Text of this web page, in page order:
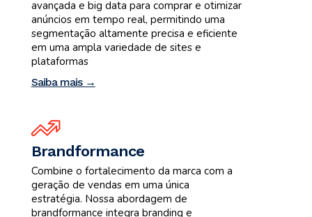
avançada e big data para comprar e otimizar
anúncios em tempo real, permitindo uma
segmentação altamente precisa e eficiente
em uma ampla variedade de sites e
plataformas
Saiba mais →
Brandformance
Combine o fortalecimento da marca com a
geração de vendas em uma única
estratégia. Nossa abordagem de
brandformance integra branding e